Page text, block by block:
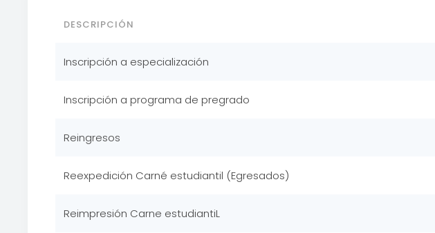
DESCRIPCIÓN
Inscripción a especialización
Inscripción a programa de pregrado
Reingresos
Reexpedición Carné estudiantil (Egresados)
Reimpresión Carne estudiantiL